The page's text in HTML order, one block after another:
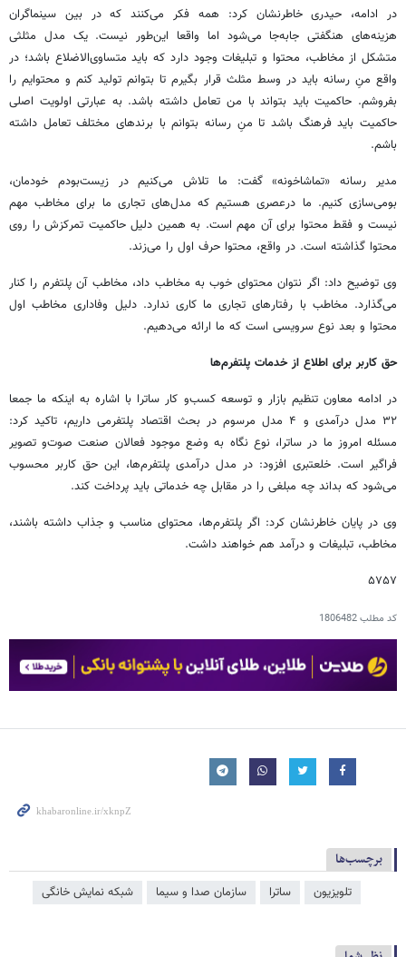
در ادامه، حیدری خاطرنشان کرد: همه فکر می‌کنند که در بین سینماگران
هزینه‌های هنگفتی جابه‌جا می‌شود اما واقعا این‌طور نیست. یک مدل مثلثی
متشکل از مخاطب، محتوا و تبلیغات وجود دارد که باید متساوی‌الاضلاع باشد؛ در
واقع منِ رسانه باید در وسط مثلث قرار بگیرم تا بتوانم تولید کنم و محتوایم را
بفروشم. حاکمیت باید بتواند با من تعامل داشته باشد. به عبارتی اولویت اصلی
حاکمیت باید فرهنگ باشد تا منِ رسانه بتوانم با برندهای مختلف تعامل داشته
باشم.
مدیر رسانه «تماشاخونه» گفت: ما تلاش می‌کنیم در زیست‌بودم خودمان،
بومی‌سازی کنیم. ما درعصری هستیم که مدل‌های تجاری ما برای مخاطب مهم
نیست و فقط محتوا برای آن مهم است. به همین دلیل حاکمیت تمرکزش را روی
محتوا گذاشته است. در واقع، محتوا حرف اول را می‌زند.
وی توضیح داد: اگر نتوان محتوای خوب به مخاطب داد، مخاطب آن پلتفرم را کنار
می‌گذارد. مخاطب با رفتارهای تجاری ما کاری ندارد. دلیل وفاداری مخاطب اول
محتوا و بعد نوع سرویسی است که ما ارائه می‌دهیم.
حق کاربر برای اطلاع از خدمات پلتفرم‌ها
در ادامه معاون تنظیم بازار و توسعه کسب‌و کار ساترا با اشاره به اینکه ما جمعا
۳۲ مدل درآمدی و ۴ مدل مرسوم در بحث اقتصاد پلتفرمی داریم، تاکید کرد:
مسئله امروز ما در ساترا، نوع نگاه به وضع موجود فعالان صنعت صوت‌و تصویر
فراگیر است. خلعتبری افزود: در مدل درآمدی پلتفرم‌ها، این حق کاربر محسوب
می‌شود که بداند چه مبلغی را در مقابل چه خدماتی باید پرداخت کند.
وی در پایان خاطرنشان کرد: اگر پلتفرم‌ها، محتوای مناسب و جذاب داشته باشند،
مخاطب، تبلیغات و درآمد هم خواهند داشت.
۵۷۵۷
کد مطلب1806482
برچسب‌ها
تلویزیون ساترا سازمان صدا و سیما شبکه نمایش خانگی